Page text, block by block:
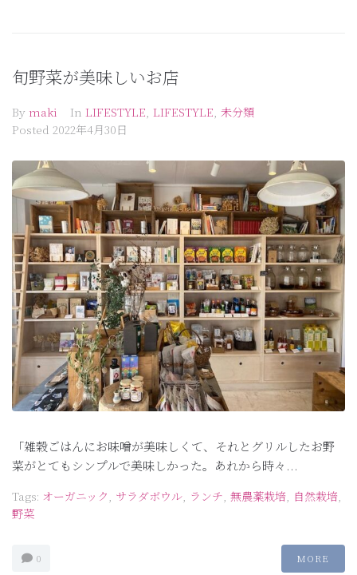
旬野菜が美味しいお店
By maki In LIFESTYLE, LIFESTYLE, 未分類
Posted 2022年4月30日
「雑穀ごはんにお味噌が美味しくて、それとグリルしたお野
菜がとてもシンプルで美味しかった。あれから時々...
Tags: オーガニック サラダボウル ランチ 無農薬栽培 自然栽培
野菜
0 MORE